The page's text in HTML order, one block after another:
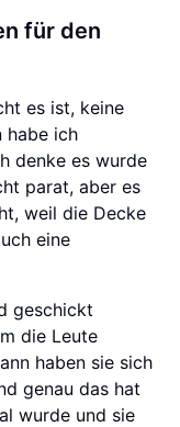
für den
es ist, keine
habe ich
denke es wurde
parat, aber es
weil die Decke
eine
geschickt
die Leute
haben sie sich
genau das hat
wurde und sie